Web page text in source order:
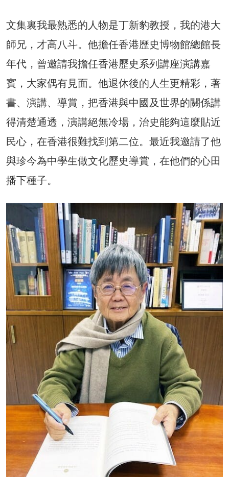
文集裏我最熟悉的人物是丁新豹教授，我的港大
師兄，才高八斗。他擔任香港歷史博物館總館長
年代，曾邀請我擔任香港歷史系列講座演講嘉
賓，大家偶有見面。他退休後的人生更精彩，著
書、演講、導賞，把香港與中國及世界的關係講
得清楚通透，演講絕無冷場，治史能夠這麼貼近
民心，在香港很難找到第二位。最近我邀請了他
與珍今為中學生做文化歷史導賞，在他們的心田
播下種子。